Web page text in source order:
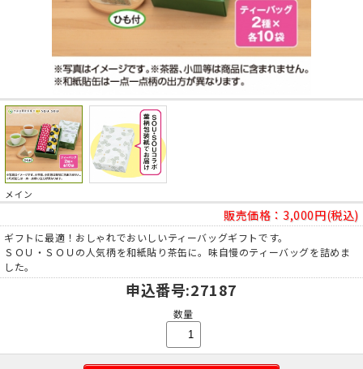
メイン
販売価格： 3,000円(税込)
ギフトに最適！おしゃれでおいしいティーバッグギフトです。
ＳＯＵ・ＳＯＵの人気柄を和紙貼り茶缶に。味自慢のティーバッグを詰めま
した。
申込番号:27187
数量